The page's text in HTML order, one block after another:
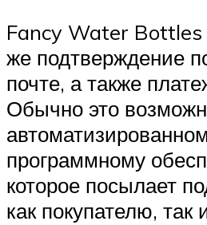
Fancy Water Bottles
же подтверждение
почте, а также
Обычно это
программному
которое посылает
как покупателю, так